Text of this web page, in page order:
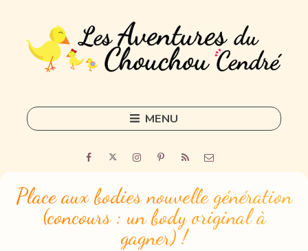
MENU
to
content
Home
Freelance
Place aux bodies nouvelle génération
(concours : un body original à
gagner) !